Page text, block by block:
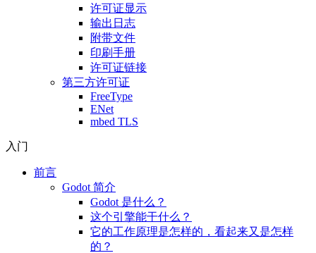
许可证显示
输出日志
附带文件
印刷手册
许可证链接
第三方许可证
FreeType
ENet
mbed TLS
入门
前言
Godot 简介
Godot 是什么？
这个引擎能干什么？
它的工作原理是怎样的，看起来又是怎样
的？